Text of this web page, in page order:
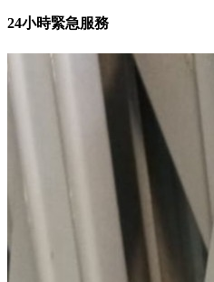
24小時緊急服務